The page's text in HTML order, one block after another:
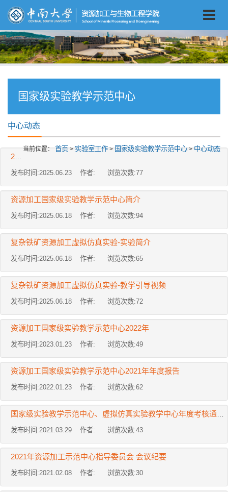
国家级实验教学示范中心
中心动态
当前位置：首页>实验室工作>国家级实验教学示范中心>中心动态
2018-2022年资源加工国家级实验教学示范中心阶段性总结报告
发布时间:2025.06.23 作者: 浏览次数:77
资源加工国家级实验教学示范中心简介
发布时间:2025.06.18 作者: 浏览次数:94
复杂铁矿资源加工虚拟仿真实验-实验简介
发布时间:2025.06.18 作者: 浏览次数:65
复杂铁矿资源加工虚拟仿真实验-教学引导视频
发布时间:2025.06.18 作者: 浏览次数:72
资源加工国家级实验教学示范中心2022年
发布时间:2023.01.23 作者: 浏览次数:49
资源加工国家级实验教学示范中心2021年年度报告
发布时间:2022.01.23 作者: 浏览次数:62
国家级实验教学示范中心、虚拟仿真实验教学中心年度考核通报（2021年）
发布时间:2021.03.29 作者: 浏览次数:43
2021年资源加工示范中心指导委员会 会议纪要
发布时间:2021.02.08 作者: 浏览次数:30